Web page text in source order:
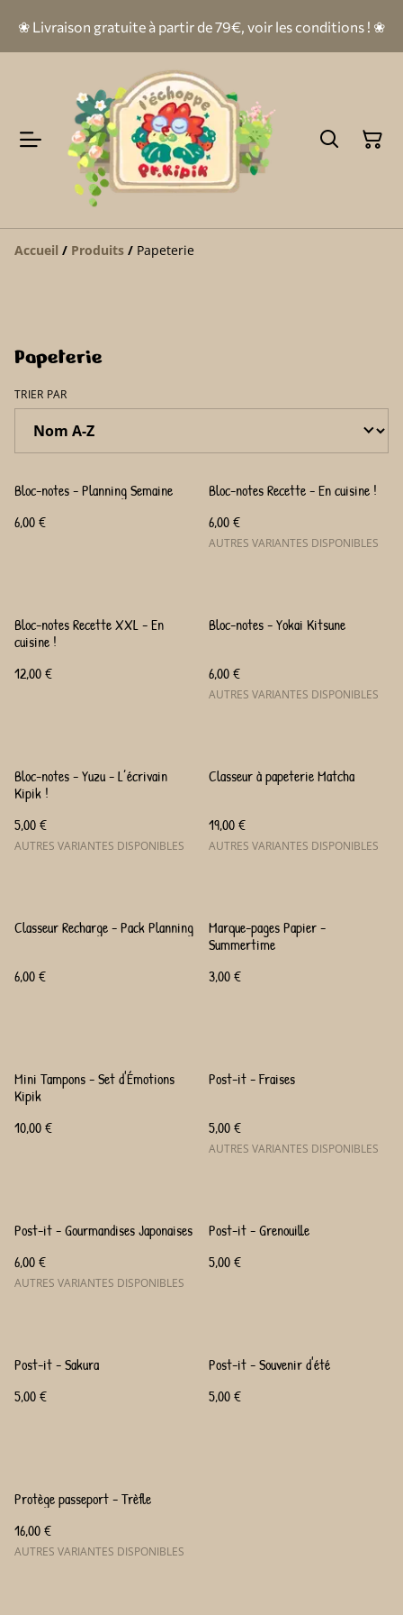
❀ Livraison gratuite à partir de 79€, voir les conditions ! ❀
Accueil / Produits / Papeterie
Papeterie
TRIER PAR
Bloc-notes - Planning Semaine
6,00 €
Bloc-notes Recette - En cuisine !
6,00 €
AUTRES VARIANTES DISPONIBLES
Bloc-notes Recette XXL - En
cuisine !
12,00 €
Bloc-notes - Yokai Kitsune
6,00 €
AUTRES VARIANTES DISPONIBLES
Bloc-notes - Yuzu - L’écrivain
Kipik !
5,00 €
AUTRES VARIANTES DISPONIBLES
Classeur à papeterie Matcha
19,00 €
AUTRES VARIANTES DISPONIBLES
Classeur Recharge - Pack Planning
6,00 €
Marque-pages Papier -
Summertime
3,00 €
Mini Tampons - Set d'Émotions
Kipik
10,00 €
Post-it - Fraises
5,00 €
AUTRES VARIANTES DISPONIBLES
Post-it - Gourmandises Japonaises
6,00 €
AUTRES VARIANTES DISPONIBLES
Post-it - Grenouille
5,00 €
Post-it - Sakura
5,00 €
Post-it - Souvenir d'été
5,00 €
Protège passeport - Trèfle
16,00 €
AUTRES VARIANTES DISPONIBLES